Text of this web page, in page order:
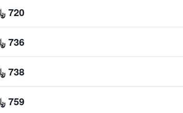
720 ﷼
736 ﷼
738 ﷼
759 ﷼